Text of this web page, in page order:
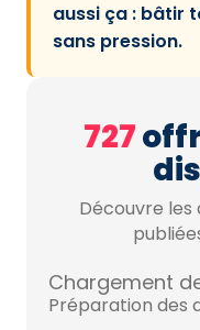
aussi ça : bâtir
sans pression.
727
Découvre
Chargement
Préparation des